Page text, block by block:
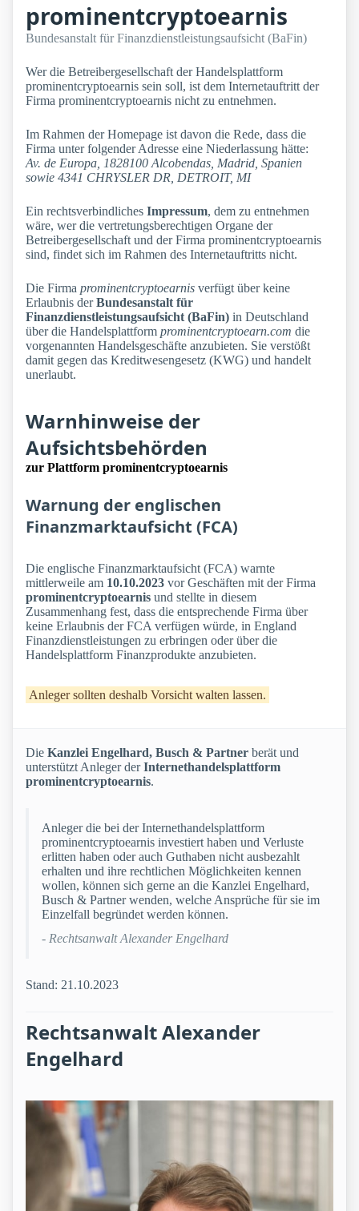
prominentcryptoearnis
Bundesanstalt für Finanzdienstleistungsaufsicht (BaFin)
Wer die Betreibergesellschaft der Handelsplattform
prominentcryptoearnis sein soll, ist dem Internetauftritt der
Firma prominentcryptoearnis nicht zu entnehmen.
Im Rahmen der Homepage ist davon die Rede, dass die
Firma unter folgender Adresse eine Niederlassung hätte:
Av. de Europa, 1828100 Alcobendas, Madrid, Spanien
sowie 4341 CHRYSLER DR, DETROIT, MI
Ein rechtsverbindliches Impressum, dem zu entnehmen
wäre, wer die vertretungsberechtigen Organe der
Betreibergesellschaft und der Firma prominentcryptoearnis
sind, findet sich im Rahmen des Internetauftritts nicht.
Die Firma prominentcryptoearnis verfügt über keine
Erlaubnis derBundesanstalt für
Finanzdienstleistungsaufsicht (BaFin) in Deutschland
über die Handelsplattform prominentcryptoearn.com die
vorgenannten Handelsgeschäfte anzubieten. Sie verstößt
damit gegen das Kreditwesengesetz (KWG) und handelt
unerlaubt.
Warnhinweise der
Aufsichtsbehörden
zur Plattform prominentcryptoearnis
Warnung der englischen
Finanzmarktaufsicht (FCA)
Die englische Finanzmarktaufsicht (FCA) warnte
mittlerweile am 10.10.2023 vor Geschäften mit der Firma
prominentcryptoearnis und stellte in diesem
Zusammenhang fest, dass die entsprechende Firma über
keine Erlaubnis der FCA verfügen würde, in England
Finanzdienstleistungen zu erbringen oder über die
Handelsplattform Finanzprodukte anzubieten.
Anleger sollten deshalb Vorsicht walten lassen.
Die Kanzlei Engelhard, Busch & Partner berät und
unterstützt Anleger derInternethandelsplattform
prominentcryptoearnis.
Anleger die bei der Internethandelsplattform
prominentcryptoearnis investiert haben und Verluste
erlitten haben oder auch Guthaben nicht ausbezahlt
erhalten und ihre rechtlichen Möglichkeiten kennen
wollen, können sich gerne an die Kanzlei Engelhard,
Busch & Partner wenden, welche Ansprüche für sie im
Einzelfall begründet werden können.
- Rechtsanwalt Alexander Engelhard
Stand: 21.10.2023
Rechtsanwalt Alexander
Engelhard